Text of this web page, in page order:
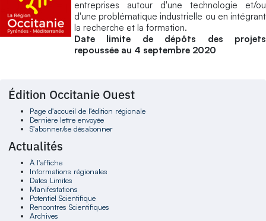
entreprises autour d'une technologie et/ou
d'une problématique industrielle ou en intégrant
la recherche et la formation.
Date limite de dépôts des projets
repoussée au 4 septembre 2020
Édition Occitanie Ouest
Page d'accueil de l'édition régionale
Dernière lettre envoyée
S'abonner/se désabonner
Actualités
À l'affiche
Informations régionales
Dates Limites
Manifestations
Potentiel Scientifique
Rencontres Scientifiques
Archives